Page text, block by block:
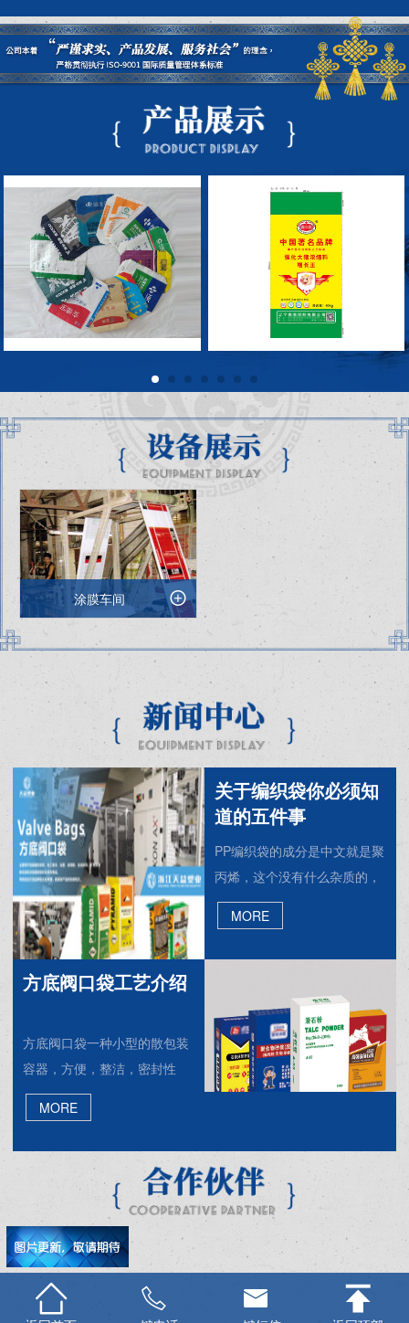
彩印车间 设备展示
圆织车间 圆织车间
拉丝车间 拉丝车间
设备展示 集装袋车间
涂膜车间
彩印车间 设备展示
圆织车间 圆织车间
方底阀口袋工艺介绍
方底阀口袋一种小型的散包装
容器，方便，整洁，密封性
好，是目前国际上***流行的包
装材料之一，尤其适合于出口
MORE
关于编织袋你必须知
道的五件事
PP编织袋的成分是中文就是聚
丙烯，这个没有什么杂质的，
在生产过程中可以在拉丝时加
入色母粒，或是防晒的UV，还
MORE